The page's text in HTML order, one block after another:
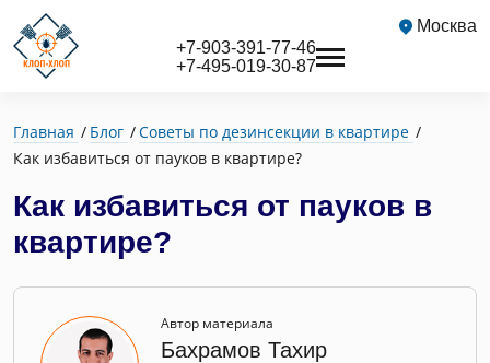
Москва
+7-903-391-77-46
+7-495-019-30-87
Главная Блог
Советы по дезинсекции в квартире
Как избавиться от пауков в квартире?
Как избавиться от пауков в
квартире?
Автор материала
Бахрамов Тахир